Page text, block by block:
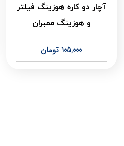
آچار دو کاره هوزینگ فیلتر
و هوزینگ ممبران
105,000 تومان